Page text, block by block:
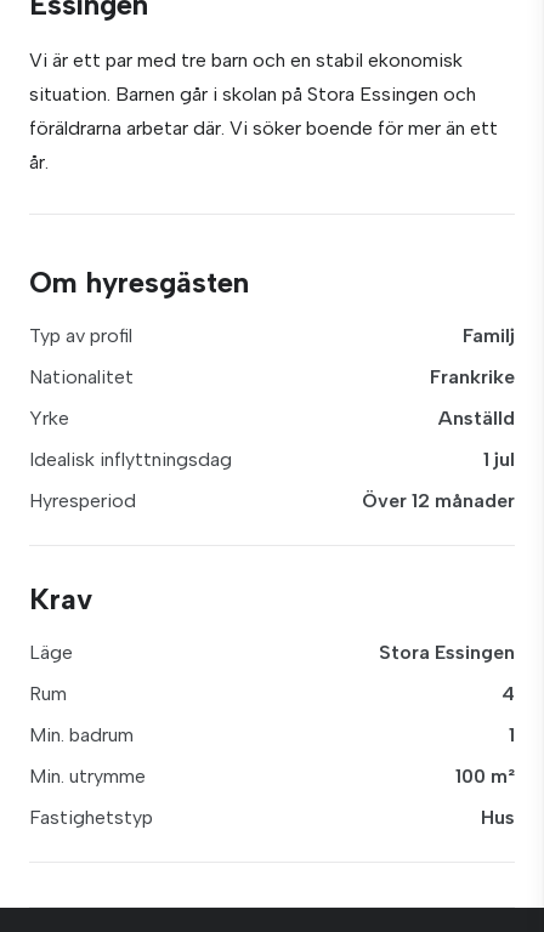
Vi är ett par med tre barn och en stabil ekonomisk
situation. Barnen går i skolan på Stora Essingen och
föräldrarna arbetar där. Vi söker boende för mer än ett
år.
Om hyresgästen
Typ av profil
Familj
Nationalitet
Frankrike
Yrke
Anställd
Idealisk inflyttningsdag
1 jul
Hyresperiod
Över 12 månader
Krav
Läge
Stora Essingen
Rum
4
Min. badrum
1
Min. utrymme
100 m²
Fastighetstyp
Hus